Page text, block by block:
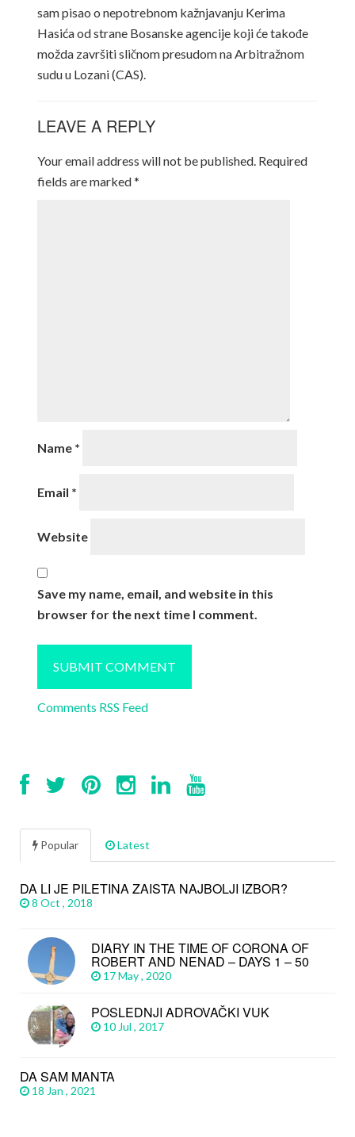
sam pisao o nepotrebnom kažnjavanju Kerima
Hasića od strane Bosanske agencije koji će takođe
možda završiti sličnom presudom na Arbitražnom
sudu u Lozani (CAS).
LEAVE A REPLY
Your email address will not be published. Required
fields are marked*
Name *
Email *
Website
Save my name, email, and website in this
browser for the next time I comment.
Comments RSS Feed
Popular Latest
DA LI JE PILETINA ZAISTA NAJBOLJI IZBOR?
8 Oct , 2018
DIARY IN THE TIME OF CORONA OF
ROBERT AND NENAD – DAYS 1 – 50
17 May , 2020
POSLEDNJI ADROVAČKI VUK
10 Jul , 2017
DA SAM MANTA
18 Jan , 2021